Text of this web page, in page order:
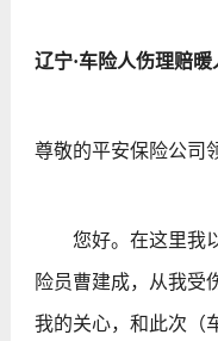
辽宁·车险人伤理赔暖
尊敬的平安保险公司
您好。在这里我以
险员曹建成，从我受
我的关心，和此次（